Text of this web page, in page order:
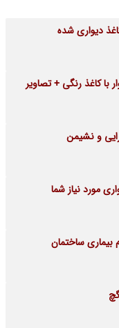
دیواری شده
با کاغذ رنگی + تصاویر
و نشیمن
مورد نیاز شما
بیماری ساختمان